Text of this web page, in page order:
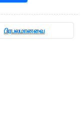
பிரபலமானவை